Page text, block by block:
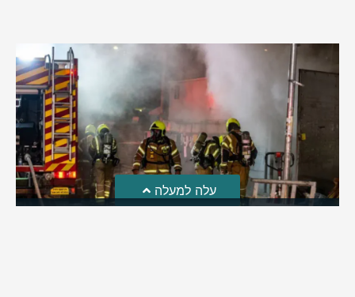
חקירת השריפה בסופר: הילדים שיחקו באש והציתו את
עלה למעלה